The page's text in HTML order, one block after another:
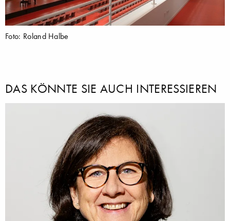
Foto: Roland Halbe
DAS KÖNNTE SIE AUCH INTERESSIEREN